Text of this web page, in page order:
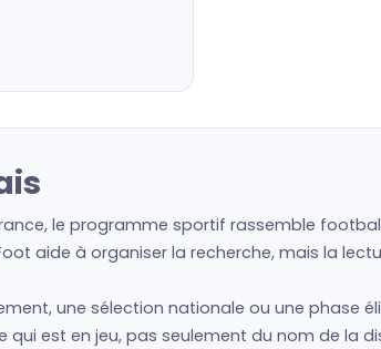
le programme sportif rassemble
aide à organiser la recherche, mais la
une sélection nationale ou une phase
est en jeu, pas seulement du nom de la